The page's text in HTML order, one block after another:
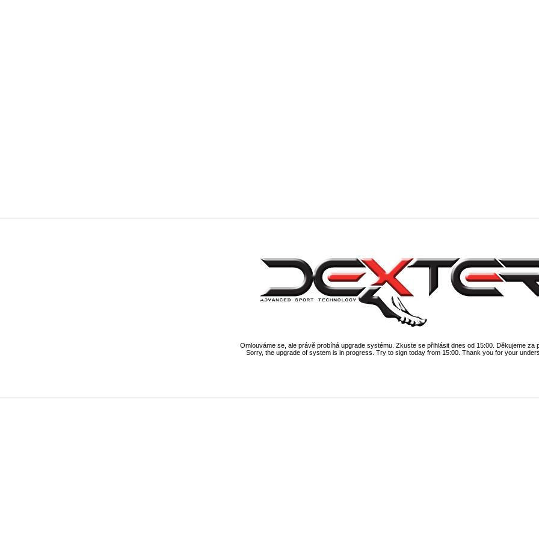
Omlouváme se, ale právě probíhá upgrade systému. Zkuste se přihlásit dnes od 15:00. Děkujeme za
Sorry, the upgrade of system is in progress. Try to sign today from 15:00. Thank you for your